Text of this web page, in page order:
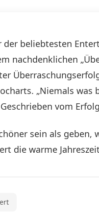
der beliebtesten
nachdenklichen
„Niemals
vom
sein als
die warme